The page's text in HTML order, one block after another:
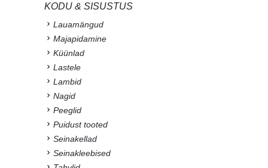
KODU & SISUSTUS
Lauamängud
Majapidamine
Küünlad
Lastele
Lambid
Nagid
Peeglid
Puidust tooted
Seinakellad
Seinakleebised